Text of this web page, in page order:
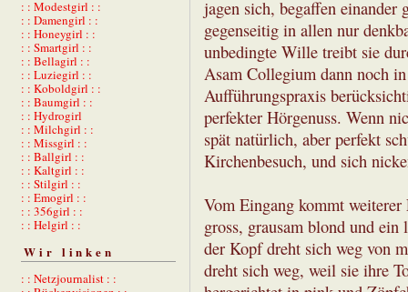
: : Modestgirl : :
: : Damengirl : :
: : Honeygirl : :
: : Smartgirl : :
: : Bellagirl : :
: : Luziegirl : :
: : Koboldgirl : :
: : Baumgirl : :
: : Hydrogirl
: : Milchgirl : :
: : Missgirl : :
: : Ballgirl : :
: : Kaltgirl : :
: : Stilgirl : :
: : Emogirl : :
: : 356girl : :
: : Helgirl : :
Wir linken
: : Netzjournalist : :
jagen sich, begaffen
gegenseitig in allen nur
unbedingte Wille treibt sie
Asam Collegium dann noch
Aufführungspraxis
perfekter Hörgenuss. Wenn
spät natürlich, aber perfekt
Kirchenbesuch, und sich
Vom Eingang kommt
gross, grausam blond und
der Kopf dreht sich weg von
dreht sich weg, weil sie ihre